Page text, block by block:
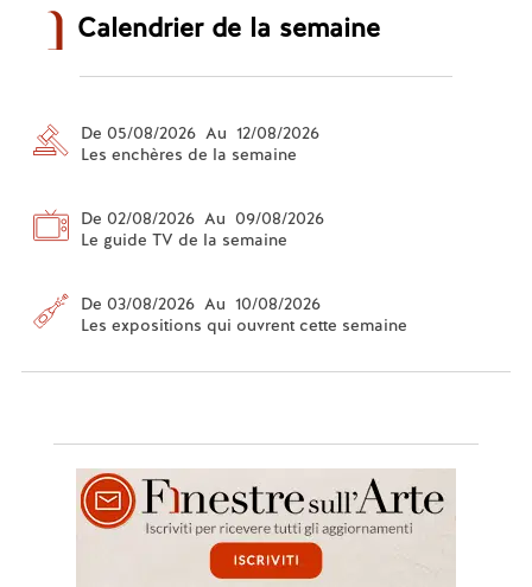
Calendrier de la semaine
De 05/08/2026 Au 12/08/2026
Les enchères de la semaine
De 02/08/2026 Au 09/08/2026
Le guide TV de la semaine
De 03/08/2026 Au 10/08/2026
Les expositions qui ouvrent cette semaine